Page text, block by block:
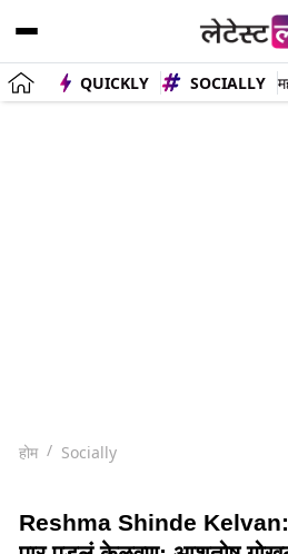
QUICKLY SOCIALLY
होम Socially
Reshma Shinde Kelvan: